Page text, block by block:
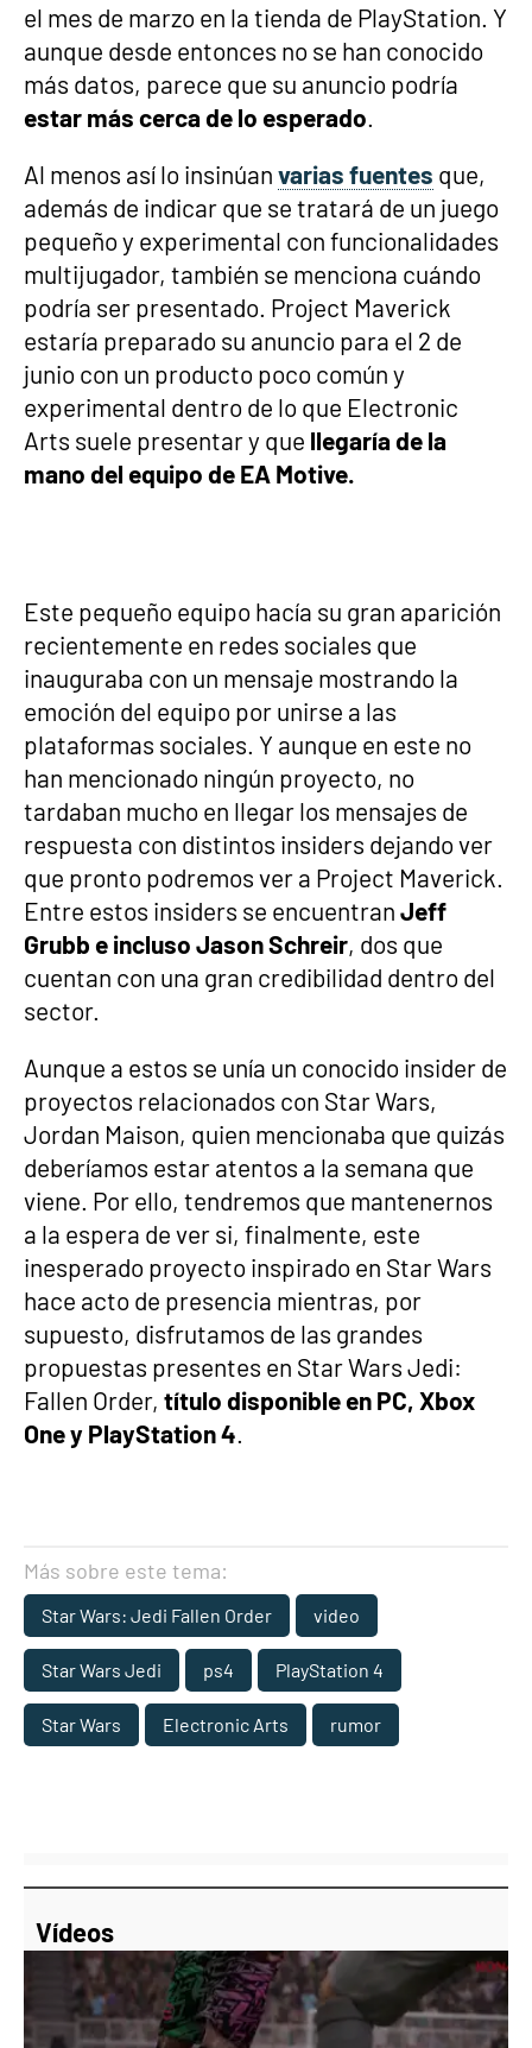
el mes de marzo en la tienda de PlayStation. Y
aunque desde entonces no se han conocido
más datos, parece que su anuncio podría
estar más cerca de lo esperado.
Al menos así lo insinúan varias fuentes que,
además de indicar que se tratará de un juego
pequeño y experimental con funcionalidades
multijugador, también se menciona cuándo
podría ser presentado. Project Maverick
estaría preparado su anuncio para el 2 de
junio con un producto poco común y
experimental dentro de lo que Electronic
Arts suele presentar y que llegaría de la
mano del equipo de EA Motive.
Este pequeño equipo hacía su gran aparición
recientemente en redes sociales que
inauguraba con un mensaje mostrando la
emoción del equipo por unirse a las
plataformas sociales. Y aunque en este no
han mencionado ningún proyecto, no
tardaban mucho en llegar los mensajes de
respuesta con distintos insiders dejando ver
que pronto podremos ver a Project Maverick.
Entre estos insiders se encuentran Jeff
Grubb e incluso Jason Schreir, dos que
cuentan con una gran credibilidad dentro del
sector.
Aunque a estos se unía un conocido insider de
proyectos relacionados con Star Wars,
Jordan Maison, quien mencionaba que quizás
deberíamos estar atentos a la semana que
viene. Por ello, tendremos que mantenernos
a la espera de ver si, finalmente, este
inesperado proyecto inspirado en Star Wars
hace acto de presencia mientras, por
supuesto, disfrutamos de las grandes
propuestas presentes en Star Wars Jedi:
Fallen Order, título disponible en PC, Xbox
One y PlayStation 4.
Más sobre este tema:
Star Wars: Jedi Fallen Order video
Star Wars Jedi ps4 PlayStation 4
Star Wars Electronic Arts rumor
Vídeos